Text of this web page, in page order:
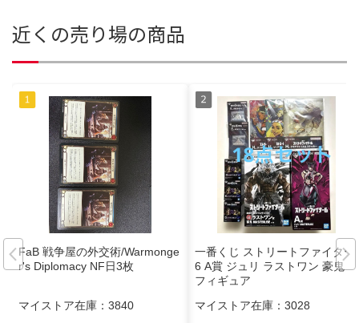
近くの売り場の商品
FaB 戦争屋の外交術/Warmonge
r's Diplomacy NF日3枚
マイストア在庫： 3840
一番くじ ストリートファイター
6 A賞 ジュリ ラストワン 豪鬼
フィギュア
マイストア在庫： 3028